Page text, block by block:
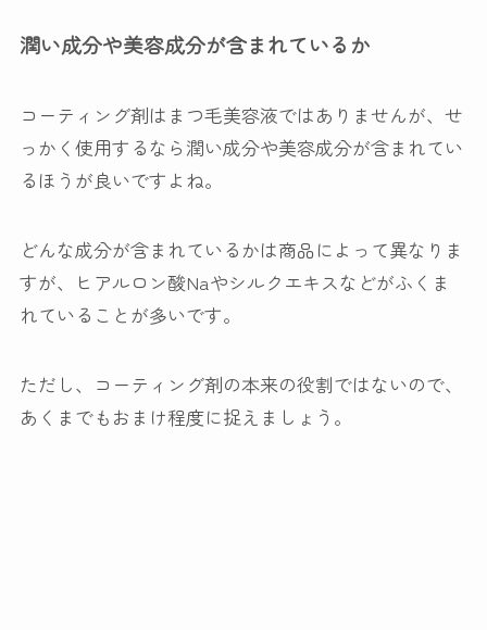
潤い成分や美容成分が含まれているか
コーティング剤はまつ毛美容液ではありませんが、せ
っかく使用するなら潤い成分や美容成分が含まれてい
るほうが良いですよね。
どんな成分が含まれているかは商品によって異なりま
すが、ヒアルロン酸Naやシルクエキスなどがふくま
れていることが多いです。
ただし、コーティング剤の本来の役割ではないので、
あくまでもおまけ程度に捉えましょう。